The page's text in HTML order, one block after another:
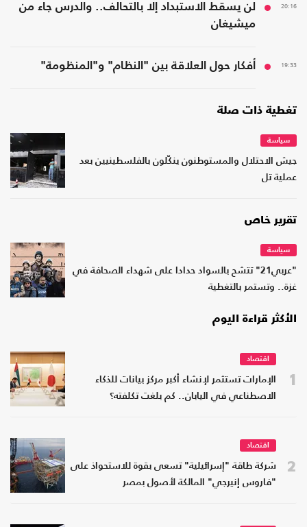
20:16
لن يسقط الاستبداد إلا بالتحالف.. والدرس جاء من
ميشيغان
19:33 أفكار حول العلاقة بين "النظام" و"المنظومة"
تغطية ذات صلة
سياسة
جيش الاحتلال والمستوطنون ينكّلون بالفلسطينيين بعد
عملية تل
تقرير خاص
سياسة
"عربي21" تتشح بالسواد حدادا على شهداء الصحافة في
غزة.. وتستمر بالتغطية
الأكثر قراءة اليوم
1
اقتصاد
الإمارات تستثمر لإنشاء أكبر مركز بيانات للذكاء
الاصطناعي في اليابان.. كم بلغت تكلفته؟
2
اقتصاد
شركة طاقة "إسرائيلية" تسعى بقوة للاستحواذ على
"فاروس إنيرجي" المالكة لأصول بمصر